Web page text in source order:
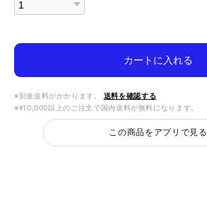
カートに入れる
※別途送料がかかります。
送料を確認する
※¥10,000以上のご注文で国内送料が無料になります。
この商品をアプリで見る